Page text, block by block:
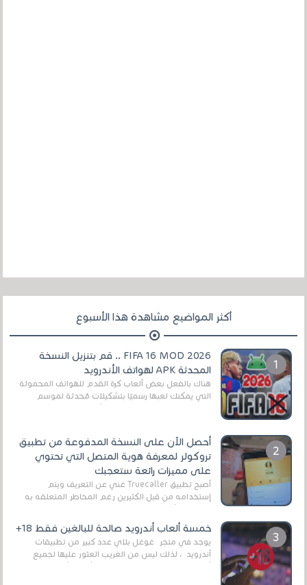
أكثر المواضيع مشاهدة هذا الأسبوع
FIFA 16 MOD 2026 .. قم بتنزيل النسخة
المحدثة APK لهواتف الأندرويد
هناك بالفعل بعض ألعاب كرة القدم للهواتف المحمولة
التي يمكنك لعبها رسميًا بتشكيلات مُحدثة لموسم
أحصل الآن على النسخة المدفوعة من تطبيق
تروكولر لمعرفة هوية المتصل التي تحتوي
على مميزات رائعة ستعجبك
أصبح تطبيق Truecaller غني عن التعريف ويتم
إستخدامه من قبل الكثيرين رغم المخاطر المتعلقه به
خمسة ألعاب أندرويد صالحة للبالغين فقط 18+
يوجد في متجر غوغل بلاي عدد كبير من تطبيقات
أندرويد ، لذلك ليس من الغريب العثور عليها لجميع